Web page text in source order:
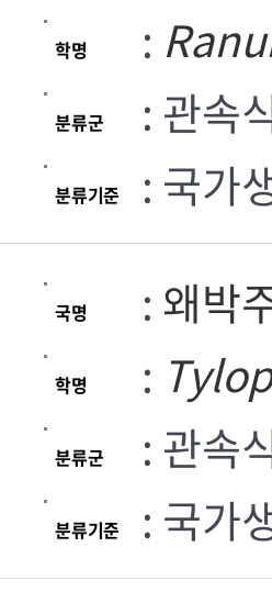
학명 :
분류군 : 관속
분류기준 : 국가
국명 : 왜박
학명 :
분류군 : 관속
분류기준 : 국가